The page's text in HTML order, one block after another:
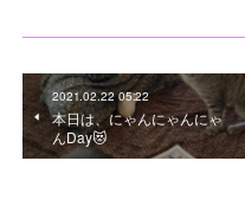
2021.02.22 05:22
本日は、にゃんにゃんにゃ
んDay😻